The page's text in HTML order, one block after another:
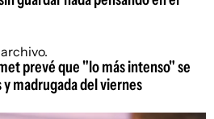
prevé que "lo más intenso" se
madrugada del viernes